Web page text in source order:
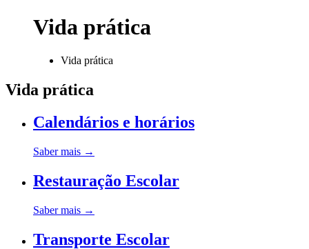
Vida prática
estrutural
Vida prática
Vida prática
Calendários e horários
Saber mais →
Restauração Escolar
Saber mais →
Transporte Escolar